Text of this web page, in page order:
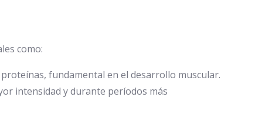
como:
fundamental en el desarrollo muscular.
intensidad y durante períodos más